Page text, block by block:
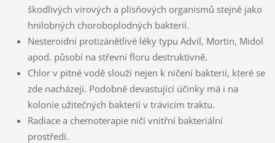
škodlivých virových a plísňových organismů stejně jako
hnilobných choroboplodných bakterií.
Nesteroidní protizánětlivé léky typu Advil, Mortin, Midol
apod. působí na střevní floru destruktivně.
Chlor v pitné vodě slouží nejen k ničení bakterií, které se
zde nacházejí. Podobně devastující účinky má i na
kolonie užitečných bakterií v trávicím traktu.
Radiace a chemoterapie ničí vnitřní bakteriální
prostředí.